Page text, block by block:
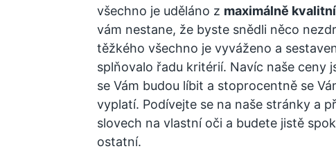
všechno je uděláno z maximálně
vám nestane, že byste snědli něco
těžkého všechno je vyváženo a
splňovalo řadu kritérií. Navíc naše ceny
se Vám budou líbit a stoprocentně se
vyplatí. Podívejte se na naše stránky a
slovech na vlastní oči a budete jistě
ostatní.